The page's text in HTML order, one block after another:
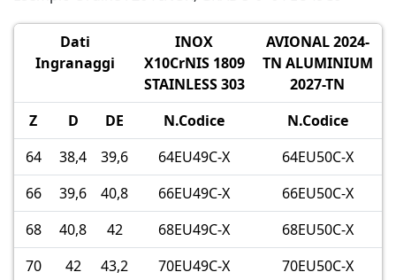
Dati
Ingranaggi
INOX
X10CrNIS 1809
STAINLESS 303
AVIONAL 2024-
TN ALUMINIUM
2027-TN
Z
D DE N.Codice
N.Codice
64
38,4 39,6 64EU49C-X
64EU50C-X
66
39,6 40,8 66EU49C-X
66EU50C-X
68
40,8 42 68EU49C-X
68EU50C-X
70
42 43,2 70EU49C-X
70EU50C-X